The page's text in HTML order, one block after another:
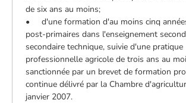
de six ans au moins;
• d'une formation d'au moins cinq
post-primaires dans l'enseignement
secondaire technique, suivie d'une pratique
professionnelle agricole de trois ans au
sanctionnée par un brevet de formation
continue délivré par la Chambre
janvier 2007.